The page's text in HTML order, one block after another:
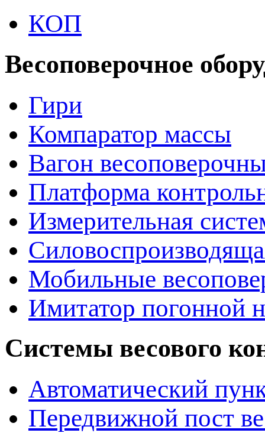
КОП
Весоповерочное
Гири
Компаратор массы
Вагон
Платформа
Измерительная
Мобильные
Имитатор погонной
Системы весового
Автоматический
Передвижной пост